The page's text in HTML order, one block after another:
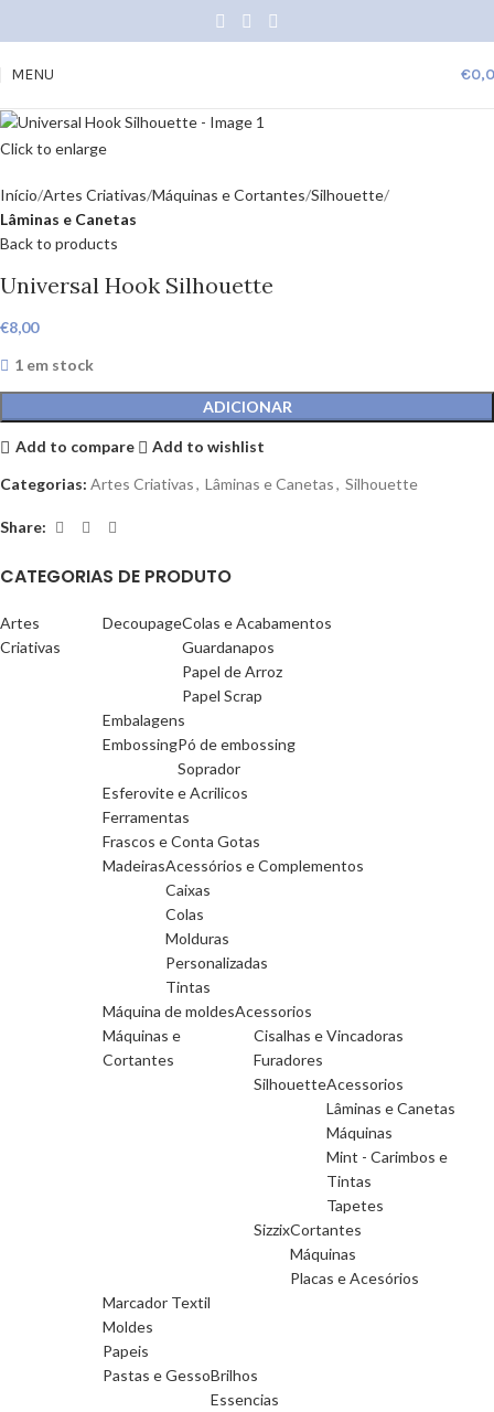
MENU €
Click to enlarge
Início Artes Criativas Máquinas e Cortantes Silhouette
Lâminas e Canetas
Back to products
Universal Hook Silhouette
€8,00
1 em stock
ADICIONAR
Add to compare
Add to wishlist
Categorias: Artes Criativas, Lâminas e Canetas, Silhouette
Share:
CATEGORIAS DE PRODUTO
Artes
Criativas
DecoupageColas e Acabamentos
Guardanapos
Papel de Arroz
Papel Scrap
Embalagens
EmbossingPó de embossing
Soprador
Esferovite e Acrilicos
Ferramentas
Frascos e Conta Gotas
MadeirasAcessórios e Complementos
Caixas
Colas
Molduras
Personalizadas
Tintas
Máquina de moldesAcessorios
Máquinas e
Cortantes
Cisalhas e Vincadoras
Furadores
SilhouetteAcessorios
Lâminas e Canetas
Máquinas
Mint - Carimbos e
Tintas
Tapetes
SizzixCortantes
Máquinas
Placas e Acesórios
Marcador Textil
Moldes
Papeis
Pastas e GessoBrilhos
Essencias